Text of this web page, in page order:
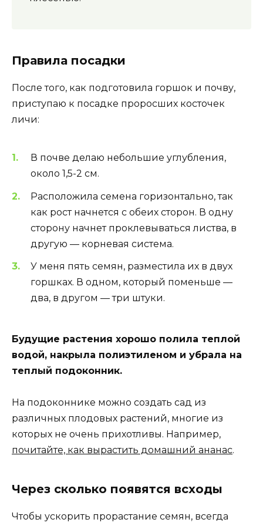
Правила посадки
После того, как подготовила горшок и почву,
приступаю к посадке проросших косточек
личи:
В почве делаю небольшие углубления,
около 1,5-2 см.
Расположила семена горизонтально, так
как рост начнется с обеих сторон. В одну
сторону начнет проклевываться листва, в
другую — корневая система.
У меня пять семян, разместила их в двух
горшках. В одном, который поменьше —
два, в другом — три штуки.
Будущие растения хорошо полила теплой
водой, накрыла полиэтиленом и убрала на
теплый подоконник.
На подоконнике можно создать сад из
различных плодовых растений, многие из
которых не очень прихотливы. Например,
почитайте, как вырастить домашний ананас.
Через сколько появятся всходы
Чтобы ускорить прорастание семян, всегда